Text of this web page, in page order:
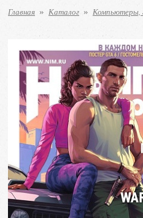
Главная » Каталог »